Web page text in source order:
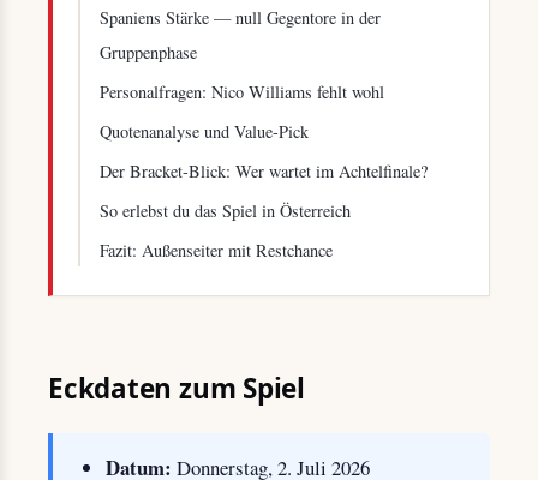
Spaniens Stärke — null Gegentore in der
Gruppenphase
Personalfragen: Nico Williams fehlt wohl
Quotenanalyse und Value-Pick
Der Bracket-Blick: Wer wartet im Achtelfinale?
So erlebst du das Spiel in Österreich
Fazit: Außenseiter mit Restchance
Eckdaten zum Spiel
Datum: Donnerstag, 2. Juli 2026